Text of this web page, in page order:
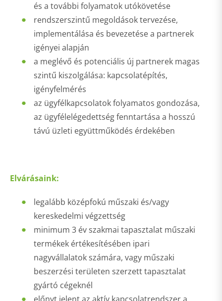
és a további folyamatok utókövetése
rendszerszintű megoldások tervezése,
implementálása és bevezetése a partnerek
igényei alapján
a meglévő és potenciális új partnerek magas
szintű kiszolgálása: kapcsolatépítés,
igényfelmérés
az ügyfélkapcsolatok folyamatos gondozása,
az ügyfélelégedettség fenntartása a hosszú
távú üzleti együttműködés érdekében
Elvárásaink:
legalább középfokú műszaki és/vagy
kereskedelmi végzettség
minimum 3 év szakmai tapasztalat műszaki
termékek értékesítésében ipari
nagyvállalatok számára, vagy műszaki
beszerzési területen szerzett tapasztalat
gyártó cégeknél